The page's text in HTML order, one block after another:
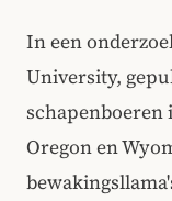
In een
University,
schapenboeren
Oregon en